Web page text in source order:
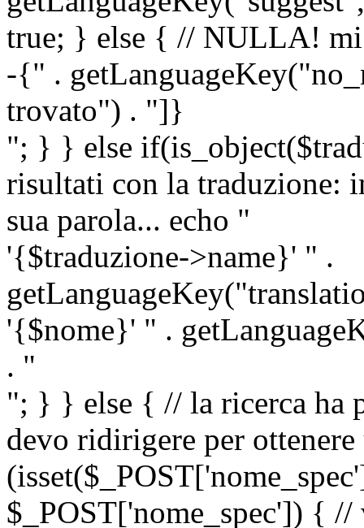
true; } else { // NULLA! mi
-{" .
trovato") . "]}
"; } } else
risultati con la traduzione:
sua parola... echo "
'{$traduzione->name}' " .
'{$nome}' " .
. "
"; } } else { // la ricerca ha
devo ridirigere per
$_POST['nome_spec']) {